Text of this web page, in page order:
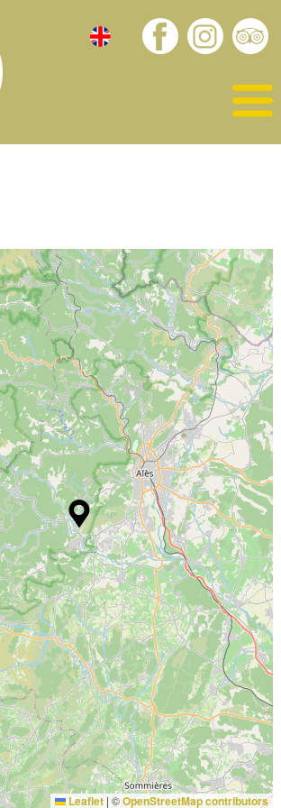
Leaflet | ©OpenStreetMap contributors